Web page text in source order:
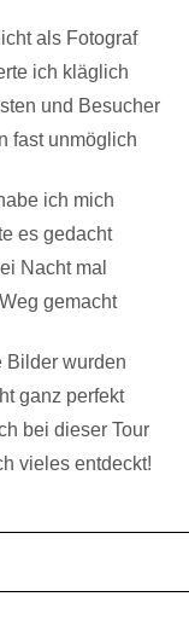
als Fotograf
ich kläglich
und Besucher
fast unmöglich
ich mich
es gedacht
Nacht mal
gemacht
Bilder wurden
ganz perfekt
bei dieser Tour
vieles entdeckt!